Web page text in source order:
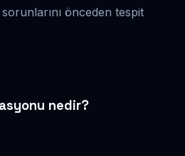
önceden tespit
nedir?